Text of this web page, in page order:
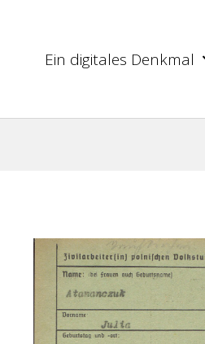
Ein digitales Denkmal